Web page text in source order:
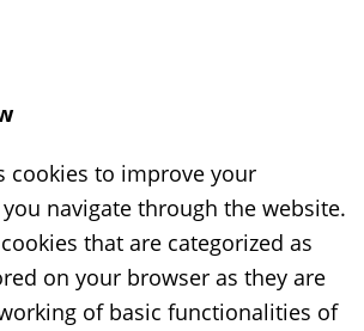
cookies to improve your
navigate through the website.
that are categorized as
on your browser as they are
of basic functionalities of